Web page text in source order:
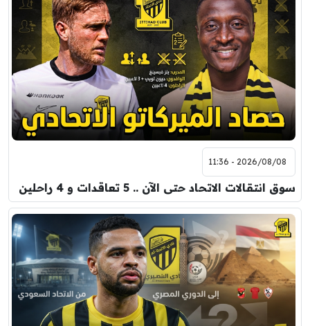
برشلونة
7:00 م
مباراة ودية
نوتنغهام فورست
اودينيزي
8:00 م
مباراة ودية
برشلونة
2026/08/08 - 11:36
سوق انتقالات الاتحاد حتى الآن .. 5 تعاقدات و 4 راحلين